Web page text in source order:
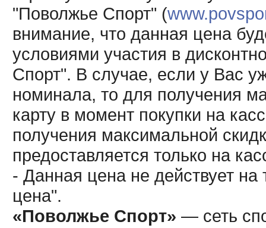
"Поволжье Спорт" (
внимание, что данная цена
условиями участия в
Спорт". В случае, если у Вас
номинала, то для получения
карту в момент покупки на
получения максимальной
предоставляется только на
- Данная цена не действует
цена".
«Поволжье Спорт» — сеть